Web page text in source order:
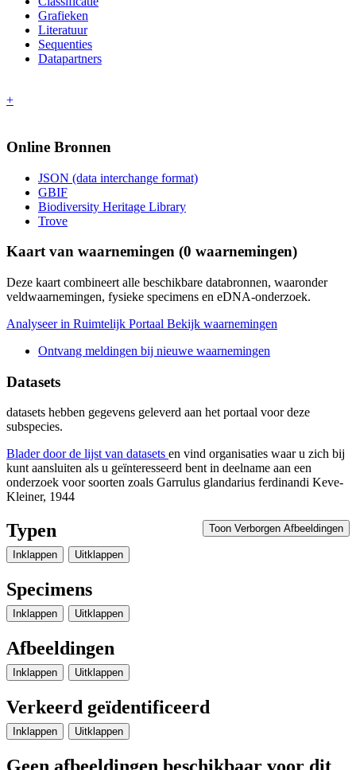
Grafieken
Literatuur
Sequenties
Datapartners
+
Online Bronnen
JSON (data interchange format)
GBIF
Biodiversity Heritage Library
Trove
Kaart van waarnemingen (0 waarnemingen)
Deze kaart combineert alle beschikbare databronnen, waaronder
veldwaarnemingen, fysieke specimens en eDNA-onderzoek.
Analyseer in Ruimtelijk Portaal Bekijk waarnemingen
Ontvang meldingen bij nieuwe waarnemingen
Datasets
datasets hebben gegevens geleverd aan het portaal voor deze
subspecies.
Blader door de lijst van datasets en vind organisaties waar u zich bij
kunt aansluiten als u geïnteresseerd bent in deelname aan een
onderzoek voor soorten zoals Garrulus glandarius ferdinandi Keve-
Kleiner, 1944
Toon Verborgen Afbeeldingen
Typen
Inklappen Uitklappen
Specimens
Inklappen Uitklappen
Afbeeldingen
Inklappen Uitklappen
Verkeerd geïdentificeerd
Inklappen Uitklappen